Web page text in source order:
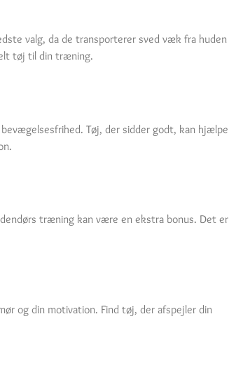
valg, da de transporterer sved væk fra huden
tøj til din træning.
Tøj, der sidder godt, kan hjælpe
træning kan være en ekstra bonus. Det er
og din motivation. Find tøj, der afspejler din